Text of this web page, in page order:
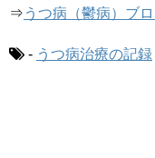
⇒ うつ病（鬱病）ブ
- うつ病治療の記録